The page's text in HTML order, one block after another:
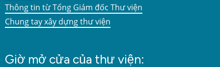
Thông tin từ Tổng Giám đốc Thư viện
Chung tay xây dựng thư viện
Giờ mở cửa của thư viện: